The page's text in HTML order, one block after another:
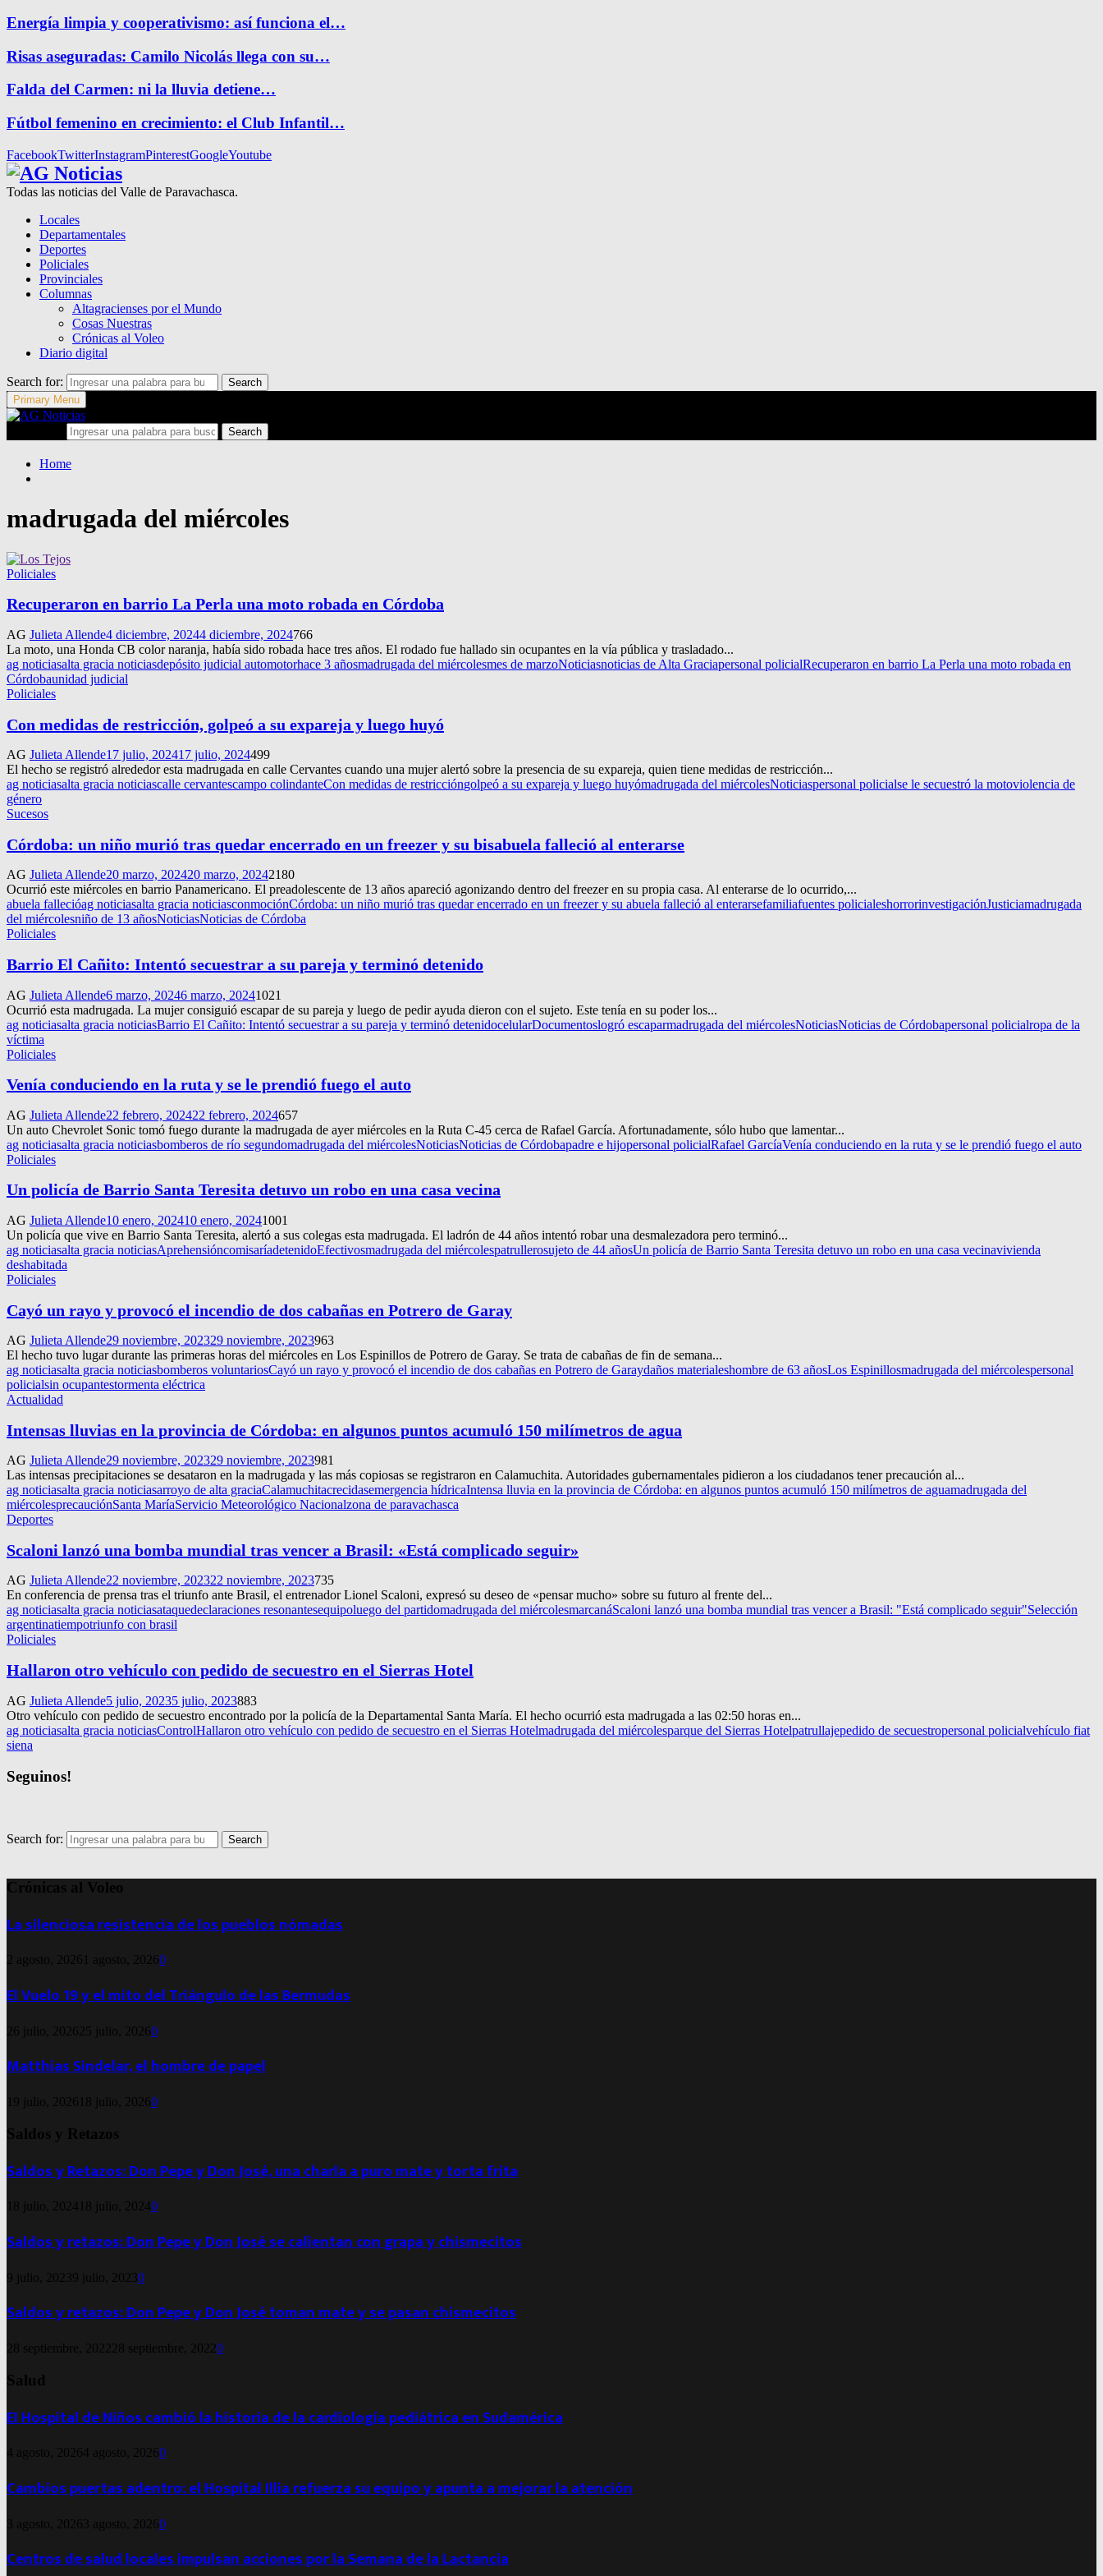
Energía limpia y cooperativismo: así funciona el…
Risas aseguradas: Camilo Nicolás llega con su…
Falda del Carmen: ni la lluvia detiene…
Fútbol femenino en crecimiento: el Club Infantil…
FacebookTwitterInstagramPinterestGoogleYoutube
Todas las noticias del Valle de Paravachasca.
Locales
Departamentales
Deportes
Policiales
Provinciales
Columnas
Altagracienses por el Mundo
Cosas Nuestras
Crónicas al Voleo
Diario digital
Search for:
Search
Primary Menu
Search
Home
madrugada del miércoles
Policiales
Recuperaron en barrio La Perla una moto robada en Córdoba
AG Julieta Allende4 diciembre, 20244 diciembre, 2024766
La moto, una Honda CB color naranja, había sido robada hace tres años. El rodado fue hallado sin ocupantes en la vía pública y trasladado...
ag noticiasalta gracia noticiasdepósito judicial automotorhace 3 añosmadrugada del miércolesmes de marzoNoticiasnoticias de Alta Graciapersonal policialRecuperaron en barrio La Perla una moto robada en
Córdobaunidad judicial
Policiales
Con medidas de restricción, golpeó a su expareja y luego huyó
AG Julieta Allende17 julio, 202417 julio, 2024499
El hecho se registró alrededor esta madrugada en calle Cervantes cuando una mujer alertó sobre la presencia de su expareja, quien tiene medidas de restricción...
ag noticiasalta gracia noticiascalle cervantescampo colindanteCon medidas de restriccióngolpeó a su expareja y luego huyómadrugada del miércolesNoticiaspersonal policialse le secuestró la motoviolencia de
género
Sucesos
Córdoba: un niño murió tras quedar encerrado en un freezer y su bisabuela falleció al enterarse
AG Julieta Allende20 marzo, 202420 marzo, 20242180
Ocurrió este miércoles en barrio Panamericano. El preadolescente de 13 años apareció agonizando dentro del freezer en su propia casa. Al enterarse de lo ocurrido,...
abuela fallecióag noticiasalta gracia noticiasconmociónCórdoba: un niño murió tras quedar encerrado en un freezer y su abuela falleció al enterarsefamiliafuentes policialeshorrorinvestigaciónJusticiamadrugada
del miércolesniño de 13 añosNoticiasNoticias de Córdoba
Policiales
Barrio El Cañito: Intentó secuestrar a su pareja y terminó detenido
AG Julieta Allende6 marzo, 20246 marzo, 20241021
Ocurrió esta madrugada. La mujer consiguió escapar de su pareja y luego de pedir ayuda dieron con el sujeto. Este tenía en su poder los...
ag noticiasalta gracia noticiasBarrio El Cañito: Intentó secuestrar a su pareja y terminó detenidocelularDocumentoslogró escaparmadrugada del miércolesNoticiasNoticias de Córdobapersonal policialropa de la
víctima
Policiales
Venía conduciendo en la ruta y se le prendió fuego el auto
AG Julieta Allende22 febrero, 202422 febrero, 2024657
Un auto Chevrolet Sonic tomó fuego durante la madrugada de ayer miércoles en la Ruta C-45 cerca de Rafael García. Afortunadamente, sólo hubo que lamentar...
ag noticiasalta gracia noticiasbomberos de río segundomadrugada del miércolesNoticiasNoticias de Córdobapadre e hijopersonal policialRafael GarcíaVenía conduciendo en la ruta y se le prendió fuego el auto
Policiales
Un policía de Barrio Santa Teresita detuvo un robo en una casa vecina
AG Julieta Allende10 enero, 202410 enero, 20241001
Un policía que vive en Barrio Santa Teresita, alertó a sus colegas esta madrugada. El ladrón de 44 años intentó robar una desmalezadora pero terminó...
ag noticiasalta gracia noticiasAprehensióncomisaríadetenidoEfectivosmadrugada del miércolespatrullerosujeto de 44 añosUn policía de Barrio Santa Teresita detuvo un robo en una casa vecinavivienda
deshabitada
Policiales
Cayó un rayo y provocó el incendio de dos cabañas en Potrero de Garay
AG Julieta Allende29 noviembre, 202329 noviembre, 2023963
El hecho tuvo lugar durante las primeras horas del miércoles en Los Espinillos de Potrero de Garay. Se trata de cabañas de fin de semana...
ag noticiasalta gracia noticiasbomberos voluntariosCayó un rayo y provocó el incendio de dos cabañas en Potrero de Garaydaños materialeshombre de 63 añosLos Espinillosmadrugada del miércolespersonal
policialsin ocupantestormenta eléctrica
Actualidad
Intensas lluvias en la provincia de Córdoba: en algunos puntos acumuló 150 milímetros de agua
AG Julieta Allende29 noviembre, 202329 noviembre, 2023981
Las intensas precipitaciones se desataron en la madrugada y las más copiosas se registraron en Calamuchita. Autoridades gubernamentales pidieron a los ciudadanos tener precaución al...
ag noticiasalta gracia noticiasarroyo de alta graciaCalamuchitacrecidasemergencia hídricaIntensa lluvia en la provincia de Córdoba: en algunos puntos acumuló 150 milímetros de aguamadrugada del
miércolesprecauciónSanta MaríaServicio Meteorológico Nacionalzona de paravachasca
Deportes
Scaloni lanzó una bomba mundial tras vencer a Brasil: «Está complicado seguir»
AG Julieta Allende22 noviembre, 202322 noviembre, 2023735
En conferencia de prensa tras el triunfo ante Brasil, el entrenador Lionel Scaloni, expresó su deseo de «pensar mucho» sobre su futuro al frente del...
ag noticiasalta gracia noticiasataquedeclaraciones resonantesequipoluego del partidomadrugada del miércolesmarcanáScaloni lanzó una bomba mundial tras vencer a Brasil: "Está complicado seguir"Selección
argentinatiempotriunfo con brasil
Policiales
Hallaron otro vehículo con pedido de secuestro en el Sierras Hotel
AG Julieta Allende5 julio, 20235 julio, 2023883
Otro vehículo con pedido de secuestro encontrado por la policía de la Departamental Santa María. El hecho ocurrió esta madrugada a las 02:50 horas en...
ag noticiasalta gracia noticiasControlHallaron otro vehículo con pedido de secuestro en el Sierras Hotelmadrugada del miércolesparque del Sierras Hotelpatrullajepedido de secuestropersonal policialvehículo fiat
siena
Seguinos!
Search for: Search
Crónicas al Voleo
La silenciosa resistencia de los pueblos nómadas
2 agosto, 2026 1 agosto, 20260
El Vuelo 19 y el mito del Triángulo de las Bermudas
26 julio, 2026 25 julio, 20260
Matthias Sindelar, el hombre de papel
19 julio, 2026 18 julio, 20260
Saldos y Retazos
Saldos y Retazos: Don Pepe y Don José, una charla a puro mate y torta frita
18 julio, 2024 18 julio, 20240
Saldos y retazos: Don Pepe y Don José se calientan con grapa y chismecitos
9 julio, 20239 julio, 20230
Saldos y retazos: Don Pepe y Don José toman mate y se pasan chismecitos
28 septiembre, 2022 28 septiembre, 2022 0
Salud
El Hospital de Niños cambió la historia de la cardiología pediátrica en Sudamérica
4 agosto, 20264 agosto, 20260
Cambios puertas adentro: el Hospital Illia refuerza su equipo y apunta a mejorar la atención
3 agosto, 2026 3 agosto, 20260
Centros de salud locales impulsan acciones por la Semana de la Lactancia